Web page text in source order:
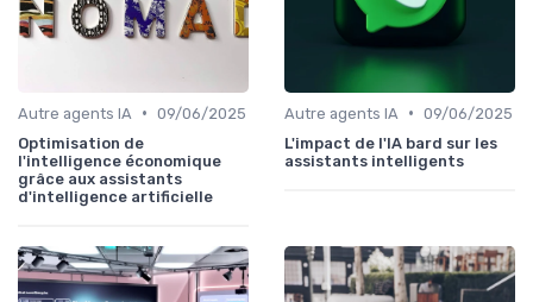
Autre agents IA • 09/06/2025
Optimisation de
l'intelligence économique
grâce aux assistants
d'intelligence artificielle
Autre agents IA • 09/06/2025
L'impact de l'IA bard sur les
assistants intelligents